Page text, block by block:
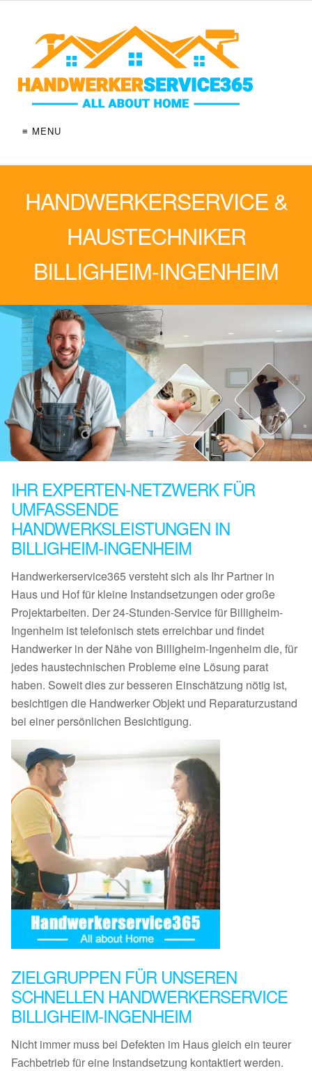
≡ MENU
HANDWERKERSERVICE &
HAUSTECHNIKER
BILLIGHEIM-INGENHEIM
IHR EXPERTEN-NETZWERK FÜR
UMFASSENDE
HANDWERKSLEISTUNGEN IN
BILLIGHEIM-INGENHEIM
Handwerkerservice365 versteht sich als Ihr Partner in
Haus und Hof für kleine Instandsetzungen oder große
Projektarbeiten. Der 24-Stunden-Service für Billigheim-
Ingenheim ist telefonisch stets erreichbar und findet
Handwerker in der Nähe von Billigheim-Ingenheim die, für
jedes haustechnischen Probleme eine Lösung parat
haben. Soweit dies zur besseren Einschätzung nötig ist,
besichtigen die Handwerker Objekt und Reparaturzustand
bei einer persönlichen Besichtigung.
ZIELGRUPPEN FÜR UNSEREN
SCHNELLEN HANDWERKERSERVICE
BILLIGHEIM-INGENHEIM
Nicht immer muss bei Defekten im Haus gleich ein teurer
Fachbetrieb für eine Instandsetzung kontaktiert werden.